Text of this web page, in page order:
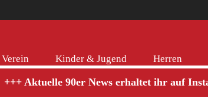
Kinder & Jugend Herren
Aktuelle 90er News erhaltet ihr auf